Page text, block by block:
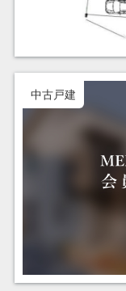
中古戸建